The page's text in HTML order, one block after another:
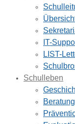
IT-
LIST-
Schulleben